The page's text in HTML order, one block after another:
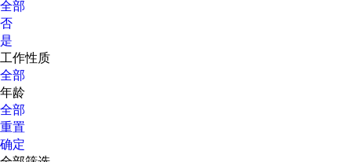
全部
否
是
工作性质
全部
年龄
全部
重置
确定